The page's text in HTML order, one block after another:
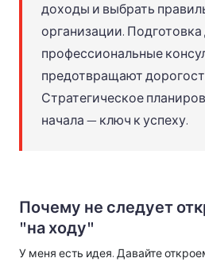
доходы и выбрать
организации.
профессиональные
предотвращают
Стратегическое
начала — ключ к успеху.
Почему не следует
"на ходу"
У меня есть идея. Давайте